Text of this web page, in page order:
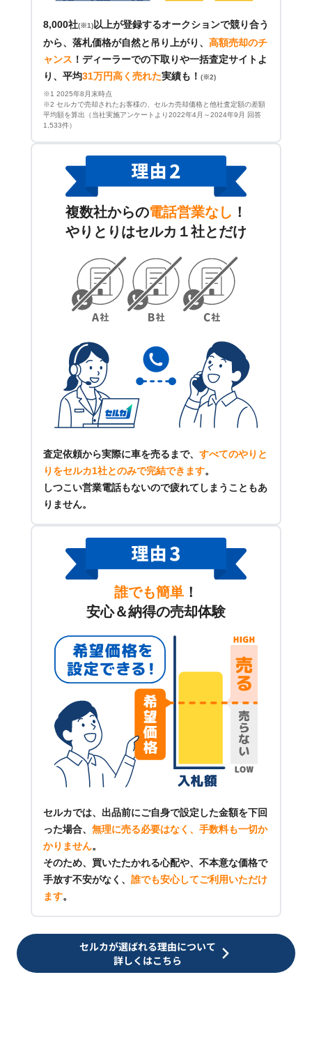
8,000社(※1) 以上が登録するオークションで競り合う
から、落札価格が自然と吊り上がり、 高額売却のチ
ャンス ！ ディーラーでの下取りや一括査定サイトよ
り、平均31万円高く売れた実績も！ (※2)
※1 2025年8月末時点
※2 セルカで売却されたお客様の、セルカ売却価格と他社査定額の差額
平均額を算出（当社実施アンケートより2022年4月～2024年9月 回答
1,533件）
複数社からの電話営業なし ！
やりとりはセルカ１社とだけ
査定依頼から実際に車を売るまで、 すべてのやりと
りをセルカ1社とのみで完結できます。
しつこい営業電話もないので疲れてしまうこともあ
りません。
誰でも簡単 ！
安心＆納得の売却体験
セルカでは、出品前にご自身で設定した金額を下回
った場合、 無理に売る必要はなく、手数料も一切か
かりません。
そのため、買いたたかれる心配や、不本意な価格で
手放す不安がなく、 誰でも安心してご利用いただけ
ます。
セルカが選ばれる理由について
詳しくはこちら